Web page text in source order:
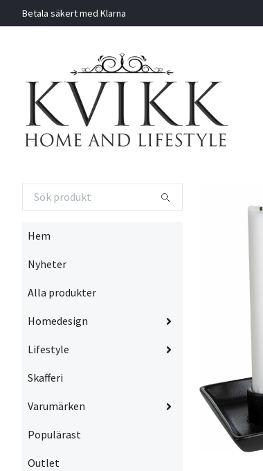
Betala säkert med Klarna
Hem
Nyheter
Alla produkter
Homedesign
Lifestyle
Skafferi
Varumärken
Populärast
Outlet